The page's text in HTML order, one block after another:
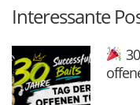
Interessante